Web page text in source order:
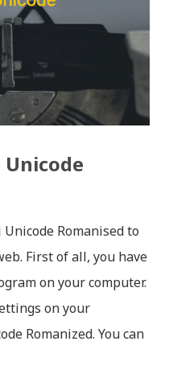
स्टिकरहरु प्रयोग गर्न सकिन्छ
नयाँ किबोर्ड थिम पनि
गएर आफूलाई मन पर्ने
हाललाई दुई डिजाइनमा
“ब...
Romanised to
First of all, you have
on your computer.
on your
Romanized. You can